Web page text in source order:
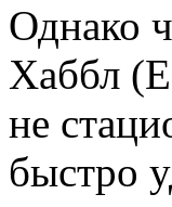
Однако
Хаббл
не
быстро